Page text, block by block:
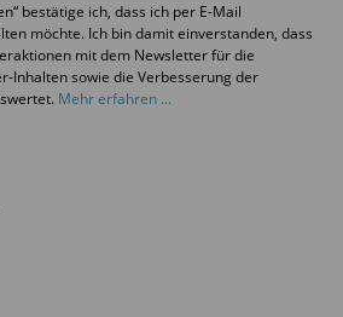
bestätige ich, dass ich per E-Mail
möchte. Ich bin damit einverstanden, dass
mit dem Newsletter für die
Inhalten sowie die Verbesserung der
Mehr erfahren ...